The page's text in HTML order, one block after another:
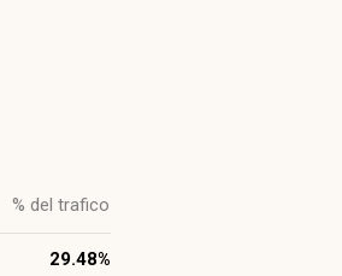
% del trafico
29.48%